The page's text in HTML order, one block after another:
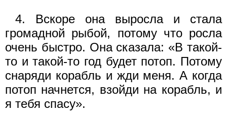
4. Вскоре она выросла и стала
громадной рыбой, потому что росла
очень быстро. Она сказала: «В такой-
то и такой-то год будет потоп. Потому
снаряди корабль и жди меня. А когда
потоп начнется, взойди на корабль, и
я тебя спасу».